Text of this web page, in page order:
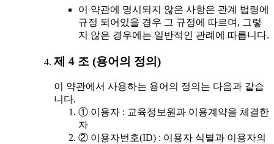
이 약관에 명시되지 않은 사항은 관계 법령에
규정 되어있을 경우 그 규정에 따르며, 그렇
지 않은 경우에는 일반적인 관례에 따릅니다.
제 4 조 (용어의 정의)
이 약관에서 사용하는 용어의 정의는 다음과 같습
니다.
① 이용자 : 교육정보원과 이용계약을 체결한
자
② 이용자번호(ID) : 이용자 식별과 이용자의